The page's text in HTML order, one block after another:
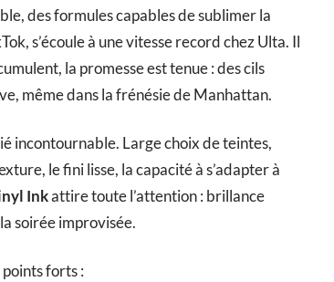
des formules capables de sublimer la
s’écoule à une vitesse record chez Ulta. Il
la promesse est tenue : des cils
même dans la frénésie de Manhattan.
incontournable. Large choix de teintes,
le fini lisse, la capacité à s’adapter à
Inkattire toute l’attention : brillance
soirée improvisée.
forts :